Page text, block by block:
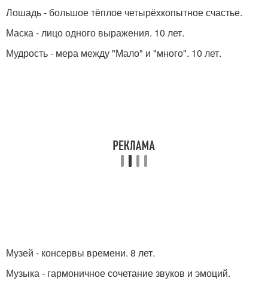
Лошадь - большое тёплое четырёхкопытное счастье.
Маска - лицо одного выражения. 10 лет.
Мудрость - мера между "Мало" и "много". 10 лет.
Музей - консервы времени. 8 лет.
Музыка - гармоничное сочетание звуков и эмоций.